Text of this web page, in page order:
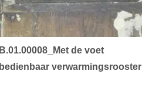
B.01.00008_Met de voet
bedienbaar verwarmingsrooster